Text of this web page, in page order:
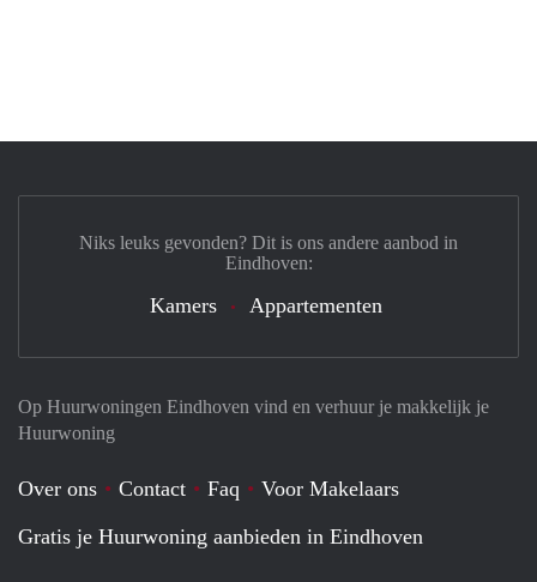
Op Huurwoningen Eindhoven vind en verhuur je makkelijk je
Huurwoning
Over ons Contact Faq
Voor Makelaars
Gratis je Huurwoning aanbieden in Eindhoven
Niks leuks gevonden? Dit is ons andere aanbod in
Eindhoven:
Kamers Appartementen